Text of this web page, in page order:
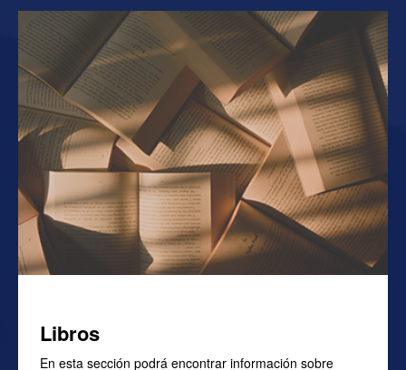
Libros
En esta sección podrá encontrar información sobre